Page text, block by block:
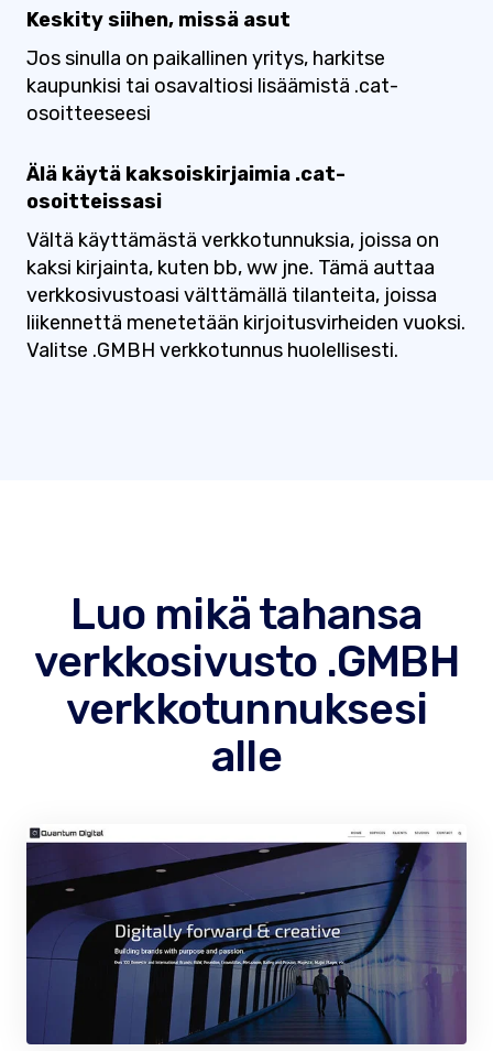
Keskity siihen, missä asut
Jos sinulla on paikallinen yritys, harkitse
kaupunkisi tai osavaltiosi lisäämistä .cat-
osoitteeseesi
Älä käytä kaksoiskirjaimia .cat-
osoitteissasi
Vältä käyttämästä verkkotunnuksia, joissa on
kaksi kirjainta, kuten bb, ww jne. Tämä auttaa
verkkosivustoasi välttämällä tilanteita, joissa
liikennettä menetetään kirjoitusvirheiden vuoksi.
Valitse .GMBH verkkotunnus huolellisesti.
Luo mikä tahansa
verkkosivusto .GMBH
verkkotunnuksesi
alle